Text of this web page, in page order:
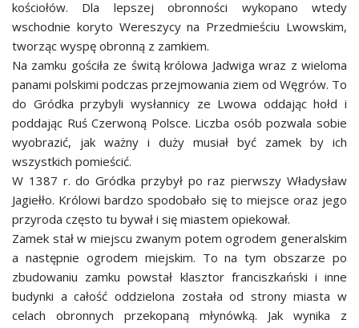
kościołów. Dla lepszej obronności wykopano wtedy
wschodnie koryto Wereszycy na Przedmieściu Lwowskim,
tworząc wyspę obronną z zamkiem.
Na zamku gościła ze świtą królowa Jadwiga wraz z wieloma
panami polskimi podczas przejmowania ziem od Węgrów. To
do Gródka przybyli wysłannicy ze Lwowa oddając hołd i
poddając Ruś Czerwoną Polsce. Liczba osób pozwala sobie
wyobrazić, jak ważny i duży musiał być zamek by ich
wszystkich pomieścić.
W 1387 r. do Gródka przybył po raz pierwszy Władysław
Jagiełło. Królowi bardzo spodobało się to miejsce oraz jego
przyroda często tu bywał i się miastem opiekował.
Zamek stał w miejscu zwanym potem ogrodem generalskim
a następnie ogrodem miejskim. To na tym obszarze po
zbudowaniu zamku powstał klasztor franciszkański i inne
budynki a całość oddzielona została od strony miasta w
celach obronnych przekopaną młynówką. Jak wynika z